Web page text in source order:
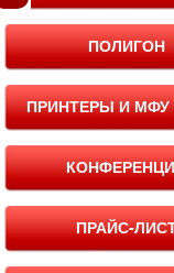
ПОЛИГОН
ПРИНТЕРЫ И МФУ
ПРАЙС-